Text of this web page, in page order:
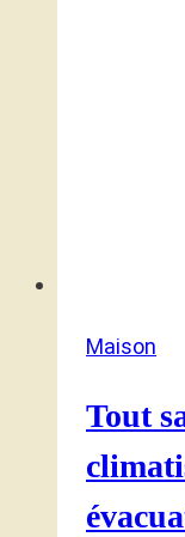
Maison
Tout